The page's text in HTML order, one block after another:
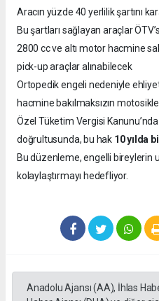
Aracın yüzde 40 yerlilik şartını
Bu şartları sağlayan araçlar
2800 cc ve altı motor hacmine
pick-up araçlar alınabilecek
Ortopedik engeli nedeniyle
hacmine bakılmaksızın
Özel Tüketim Vergisi
doğrultusunda, bu hak 10 yılda
Bu düzenleme, engelli bireylerin
kolaylaştırmayı hedefliyor.
Anadolu Ajansı (AA), İhlas